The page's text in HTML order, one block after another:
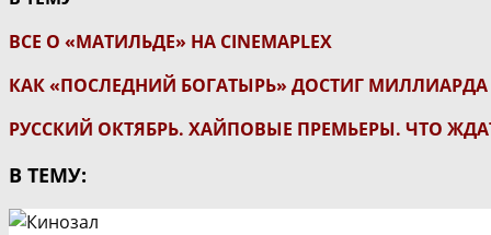
ВСЕ О «МАТИЛЬДЕ» НА CINEMAPLEX
КАК «ПОСЛЕДНИЙ БОГАТЫРЬ» ДОСТИГ
РУССКИЙ ОКТЯБРЬ. ХАЙПОВЫЕ ПРЕМЬЕРЫ. ЧТО
В ТЕМУ: